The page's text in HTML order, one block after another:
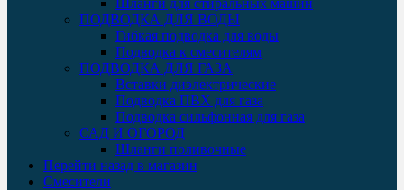
ПОДВОДКА ДЛЯ ВОДЫ
Гибкая подводка для воды
Подводка к смесителям
ПОДВОДКА ДЛЯ ГАЗА
Вставки диэлектрические
Подводка ПВХ для газа
Подводка сильфонная для газа
САД И ОГОРОД
Шланги поливочные
Перейти назад в магазин
Смесители